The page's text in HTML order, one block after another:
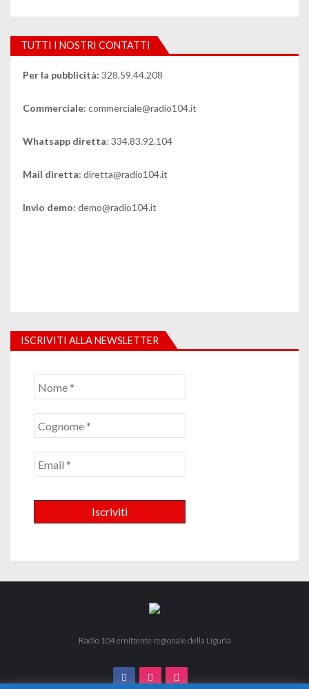
TUTTI I NOSTRI CONTATTI
Per la pubblicità: 328.59.44.208
Commerciale: commerciale@radio104.it
Whatsapp diretta: 334.83.92.104
Mail diretta: diretta@radio104.it
Invio demo: demo@radio104.it
ISCRIVITI ALLA NEWSLETTER
Radio 104 emittente regionale della Liguria